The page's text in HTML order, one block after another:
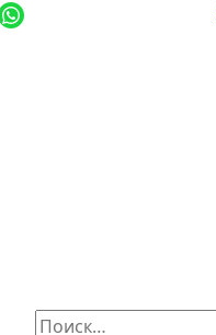
Найти: